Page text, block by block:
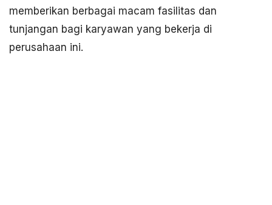
memberikan berbagai macam fasilitas dan
tunjangan bagi karyawan yang bekerja di
perusahaan ini.